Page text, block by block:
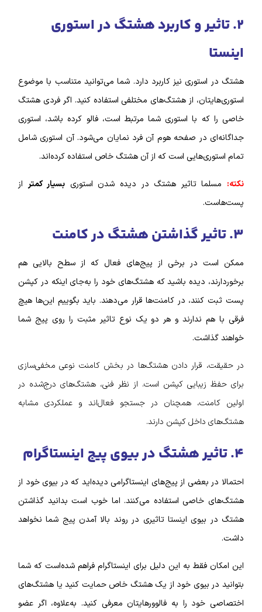
٢. تاثیر و کاربرد هشتگ در استوری
اینستا
هشتگ در استوری نیز کاربرد دارد. شما می‌توانید متناسب با موضوع
استوری‌هایتان، از هشتگ‌های مختلفی استفاده کنید. اگر فردی هشتگ
خاصی را که با استوری شما مرتبط است، فالو کرده باشد، استوری
جداگانه‌ای در صفحه هوم آن فرد نمایان می‌شود.آن استوری شامل
تمام استوری‌هایی است که از آن هشتگ خاص استفاده کرده‌اند.
نکته: مسلما تاثیر هشتگ در دیده شدن استوری بسیار کمتراز
پست‌هاست.
٣. تاثیر گذاشتن هشتگ در کامنت
ممکن است در برخی از پیج‌های فعال که از سطح بالایی هم
برخوردارند، دیده باشید که هشتگ‌‌های خود را به‌جای اینکه در کپشن
پست ثبت کنند، در کامنت‌ها قرار می‌دهند. باید بگوییم این‌ها هیچ
فرقی با هم ندارند و هر دو یک نوع تاثیر مثبت را روی پیج شما
خواهند گذاشت.
در حقیقت، قرار دادن هشتگ‌ها در بخش کامنت نوعی مخفی‌سازی
برای حفظ زیبایی کپشن است. از نظر فنی، هشتگ‌های درج‌شده در
اولین کامنت، همچنان در جستجو فعال‌اند و عملکردی مشابه
هشتگ‌های داخل کپشن دارند.
۴. تاثیر هشتگ در بیوی پیج اینستاگرام
احتمالا در بعضی از پیج‌های اینستاگرامی دیده‌اید که در بیوی خود از
هشتگ‌های خاصی استفاده می‌کنند. اما خوب است بدانید گذاشتن
هشتگ در بیوی اینستا تاثیری در روند بالا آمدن پیج شما نخواهد
داشت.
این امکان فقط به این دلیل برای اینستاگرام فراهم شده‌است که شما
بتوانید در بیوی خود از یک هشتگ خاص حمایت کنید یا هشتگ‌های
اختصاصی خود را به فالوورهایتان معرفی کنید‌. به‌علاوه، اگر عضو